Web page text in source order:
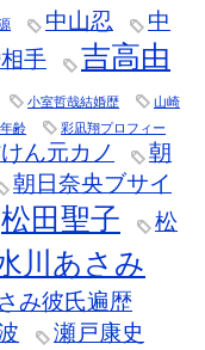
中山忍
中
手
吉高由
小室哲哉結婚歴
山崎
齢
彩凪翔プロフィー
ん元カノ
朝
朝日奈央ブサイ
松田聖子
松
川あさみ
み彼氏遍歴
瀬戸康史